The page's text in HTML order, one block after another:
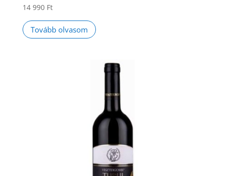
14 990 Ft
Tovább olvasom